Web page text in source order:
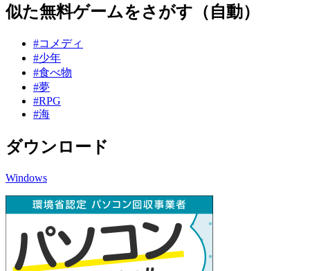
似た無料ゲームをさがす（自動）
#コメディ
#少年
#食べ物
#夢
#RPG
#海
ダウンロード
Windows